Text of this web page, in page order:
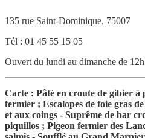
135 rue Saint-Dominique, 75007
Tél : 01 45 55 15 05
Ouvert du lundi au dimanche de
Carte : Pâté en croute de gibier à
fermier ; Escalopes de foie gras
et aux coings - Suprême de bar
piquillos ; Pigeon fermier des